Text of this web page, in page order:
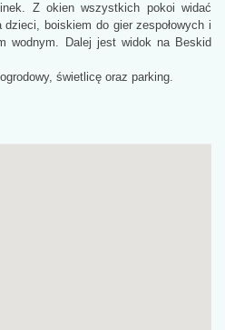
Z okien wszystkich pokoi widać
boiskiem do gier zespołowych i
wodnym. Dalej jest widok na Beskid
świetlicę oraz parking.